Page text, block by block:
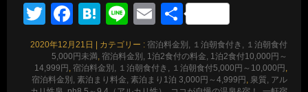
TwitterFacebook
Hatena
LineEmail
共
有
2020年12月21日 | カテゴリー : 宿泊料金別, １泊朝食付き, １泊朝食付
5,000円未満 宿泊料金別, 1泊2食付の料金, 1泊2食付10,000円～
14,999円 宿泊料金別, １泊朝食付き, １泊朝食付5,000円～10,000円
宿泊料金別, 素泊まり料金, 素泊まり1泊 3,000円～4,999円 泉質, アル